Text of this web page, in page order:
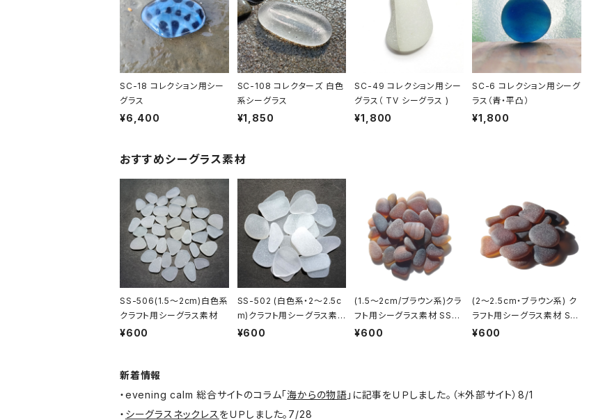
SC-18 コレクション用シー
グラス
¥6,400
SC-108 コレクターズ 白色
系シーグラス
¥1,850
SC-49 コレクション用シー
グラス（ TV シーグラス )
¥1,800
SC-6 コレクション用シーグ
ラス（青・平凸）
¥1,800
おすすめシーグラス素材
SS-506(1.5～2cm)白色系
クラフト用シーグラス素材
¥600
SS-502 (白色系・2～2.5c
m)クラフト用シーグラス素
材
¥600
(1.5～2cm/ブラウン系)クラ
フト用シーグラス素材 SS-4
85
¥600
(2～2.5cm・ブラウン系) ク
ラフト用シーグラス素材 SS
-484
¥600
新着情報
・evening calm 総合サイトのコラム「海からの物語 」に記事をＵＰしました。（＊外部サイト）8/1
・ シーグラスネックレス をＵＰしました。7/28